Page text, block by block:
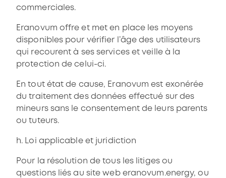
commerciales.
Eranovum offre et met en place les moyens
disponibles pour vérifier l’âge des utilisateurs
qui recourent à ses services et veille à la
protection de celui-ci.
En tout état de cause, Eranovum est exonérée
du traitement des données effectué sur des
mineurs sans le consentement de leurs parents
ou tuteurs.
h. Loi applicable et juridiction
Pour la résolution de tous les litiges ou
questions liés au site web eranovum.energy, ou